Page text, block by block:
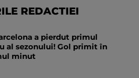
REDACTIEI
a pierdut primul
al sezonului! Gol primit în
minut